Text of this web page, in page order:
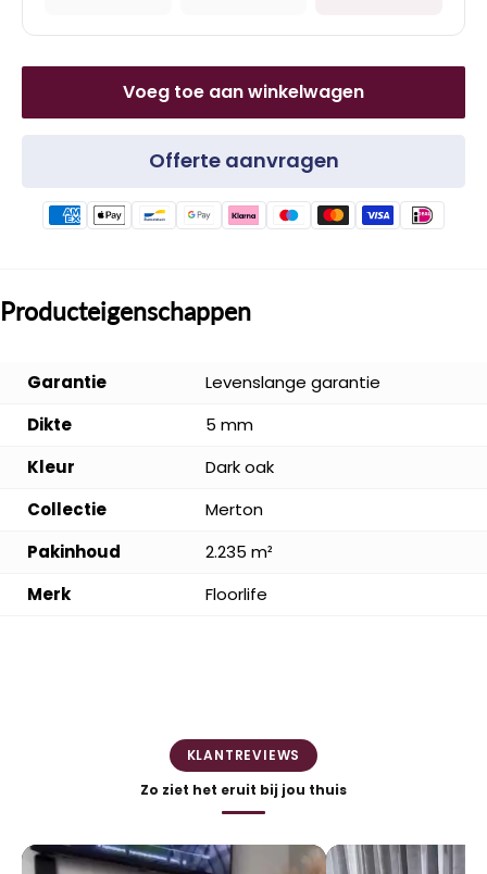
Voeg toe aan winkelwagen
Offerte aanvragen
Producteigenschappen
Garantie
Levenslange garantie
Dikte
5 mm
Kleur
Dark oak
Collectie
Merton
Pakinhoud
2.235 m²
Merk
Floorlife
KLANTREVIEWS
Zo ziet het eruit bij jou thuis